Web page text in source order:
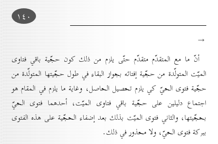
۱٤٠
→
أنّ ما مع المتقدّم متقدّم حتّى يلزم من ذلك كون حجّية باقي فتاوى
الميّت المتولّدة من حجّية إفتائه بجواز البقاء في طول حجّيتها المتولّدة من
حجّية فتوى الحيّ كي يلزم تحصيل الحاصل، وغاية ما يلزم في المقام هو
اجتماع دليلين على حجّية باقي فتاوى الميّت، أحدهما فتوى الحيّ
بحجّيتها، والثاني فتوى الميّت بذلك بعد إضفاء الحجّية على هذه الفتوى
ببركة فتوى الحيّ، ولا محذور في ذلك.